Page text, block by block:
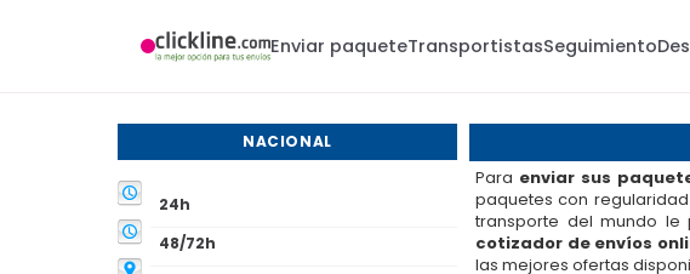
Enviar paqueteTransportistasSeguimiento
Para enviar sus
paquetes con
transporte del mundo le
cotizador de envíos
las mejores ofertas
NACIONAL
24h
48/72h